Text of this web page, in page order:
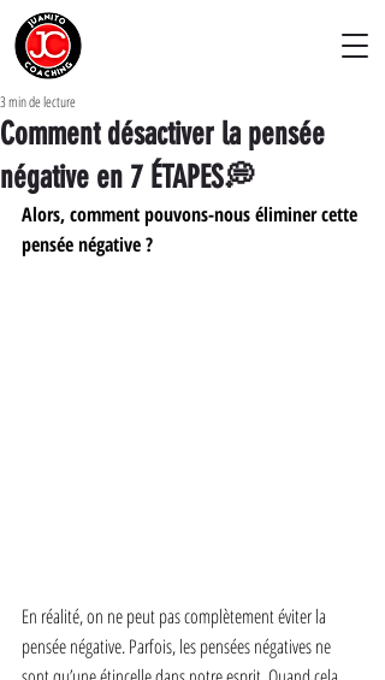
Comment désactiver la pensée
négative en 7 ÉTAPES💭
3 min de lecture
Alors, comment pouvons-nous éliminer cette
pensée négative ?
En réalité, on ne peut pas complètement éviter la
pensée négative. Parfois, les pensées négatives ne